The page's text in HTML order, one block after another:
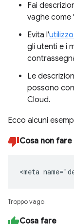
Fai
vaghe come
Evita l'
gli utenti e i
Le
possono
Cloud.
Ecco alcuni
Cosa non fare
<meta
Troppo vago.
Cosa fare